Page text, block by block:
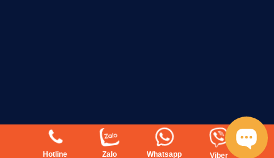
Copyright 2026 © Vinatech Group
Hotline Zalo Whatsapp Viber